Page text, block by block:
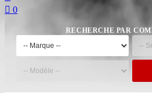
 0
RECHERCHE PAR